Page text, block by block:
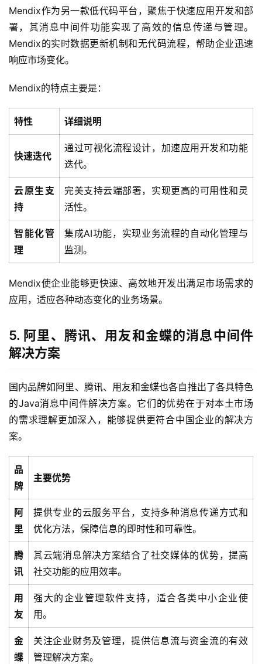
最
新
活
动
产
解
决
案
生
态
与
合
作
服
务
与
持
解
普
元
联
系
我
们
Mendix作为另一款低代码平台，聚焦于快速应用开发和部
署，其消息中间件功能实现了高效的信息传递与管理。
Mendix的实时数据更新机制和无代码流程，帮助企业迅速
响应市场变化。
Mendix的特点主要是：
特性 详细说明
快速迭代
通过可视化流程设计，加速应用开发和功能
迭代。
云原生支
持
完美支持云端部署，实现更高的可用性和灵
活性。
智能化管
理
集成AI功能，实现业务流程的自动化管理与
监测。
Mendix使企业能够更快速、高效地开发出满足市场需求的
应用，适应各种动态变化的业务场景。
5. 阿里、腾讯、用友和金蝶的消息中间件
解决方案
国内品牌如阿里、腾讯、用友和金蝶也各自推出了各具特色
的Java消息中间件解决方案。它们的优势在于对本土市场
的需求理解更加深入，能够提供更符合中国企业的解决方
案。
品
牌
主要优势
阿
里
提供专业的云服务平台，支持多种消息传递方式和
优化方法，保障信息的即时性和可靠性。
腾
讯
其云端消息解决方案结合了社交媒体的优势，提高
社交功能的应用效率。
用
友
强大的企业管理软件支持，适合各类中小企业使
用。
金
蝶
关注企业财务及管理，提供信息流与资金流的有效
管理解决方案。